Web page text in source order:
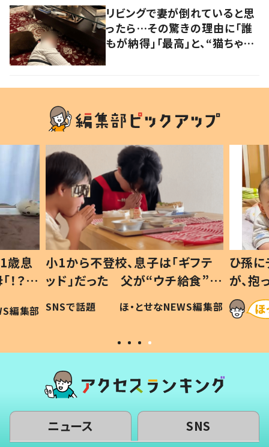
リビングで妻が倒れていると思
ったら…その驚きの理由に「誰
もが納得」「最高」と、“猫ちゃん
歳息
？」
編集部
小1から不登校、息子は「ギフテ
ッド」だった 父が“ウチ給食”を
作り続ける理由とは #令和の親
#令和の子
SNSで話題 ほ・とせなNEWS編集部
ひ孫
が、
「涙が
い」
ニュース SNS